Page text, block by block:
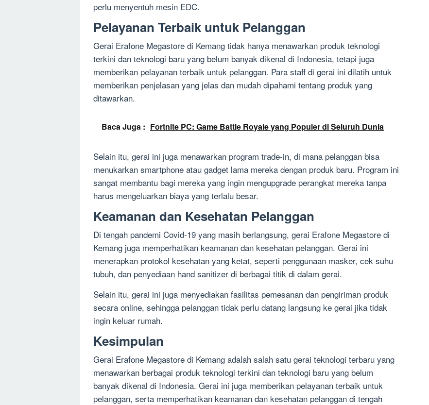
perlu menyentuh mesin EDC.
Pelayanan Terbaik untuk Pelanggan
Gerai Erafone Megastore di Kemang tidak hanya menawarkan produk teknologi
terkini dan teknologi baru yang belum banyak dikenal di Indonesia, tetapi juga
memberikan pelayanan terbaik untuk pelanggan. Para staff di gerai ini dilatih untuk
memberikan penjelasan yang jelas dan mudah dipahami tentang produk yang
ditawarkan.
Baca Juga : Fortnite PC: Game Battle Royale yang Populer di Seluruh Dunia
Selain itu, gerai ini juga menawarkan program trade-in, di mana pelanggan bisa
menukarkan smartphone atau gadget lama mereka dengan produk baru. Program ini
sangat membantu bagi mereka yang ingin mengupgrade perangkat mereka tanpa
harus mengeluarkan biaya yang terlalu besar.
Keamanan dan Kesehatan Pelanggan
Di tengah pandemi Covid-19 yang masih berlangsung, gerai Erafone Megastore di
Kemang juga memperhatikan keamanan dan kesehatan pelanggan. Gerai ini
menerapkan protokol kesehatan yang ketat, seperti penggunaan masker, cek suhu
tubuh, dan penyediaan hand sanitizer di berbagai titik di dalam gerai.
Selain itu, gerai ini juga menyediakan fasilitas pemesanan dan pengiriman produk
secara online, sehingga pelanggan tidak perlu datang langsung ke gerai jika tidak
ingin keluar rumah.
Kesimpulan
Gerai Erafone Megastore di Kemang adalah salah satu gerai teknologi terbaru yang
menawarkan berbagai produk teknologi terkini dan teknologi baru yang belum
banyak dikenal di Indonesia. Gerai ini juga memberikan pelayanan terbaik untuk
pelanggan, serta memperhatikan keamanan dan kesehatan pelanggan di tengah